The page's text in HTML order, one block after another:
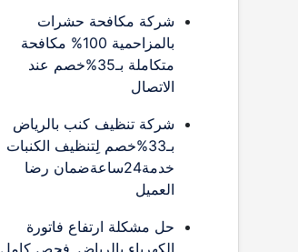
شركة مكافحة حشرات
بالمزاحمية 100% مكافحة
متكاملة بـ35%خصم عند
الاتصال
شركة تنظيف كنب بالرياض
بـ33%خصم لِتنظيف الكنبات
خدمة24ساعةضمان رضا
العميل
حل مشكلة ارتفاع فاتورة
الكهرباء بالرياض..فحص كامل